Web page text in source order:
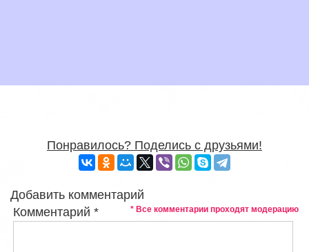
Понравилось? Поделись с друзьями!
Добавить комментарий
* Все комментарии проходят модерацию
Комментарий*